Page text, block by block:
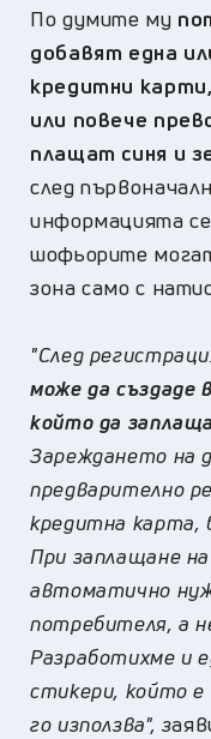
По думите му
добавят една
кредитни
или повече
плащат синя и
след
информацията
шофьорите
зона само с
"След
може да създаде
който да
Зареждането на
предварително
кредитна карта,
При заплащане
автоматично
потребителя, а
Разработихме и
стикери, който е
го използва", з